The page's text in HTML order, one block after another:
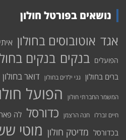
נושאים בפורטל חולון
אגד אוטובוסים בחולון
הפועלים בנקים בנקים
ברים בחולון גני ילדים בחולון דואר בחולון
המשמר החברתי חולון הפועל
חיים זברלו חנה הרצמן כדורסל לה
בכדורסל מדיטק חולון מוטי